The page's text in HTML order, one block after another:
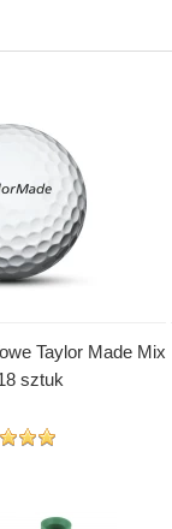
Taylor Made Mix
sztuk